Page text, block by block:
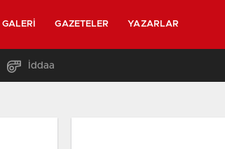
GALERI GAZETELER YAZARLAR
İddaa